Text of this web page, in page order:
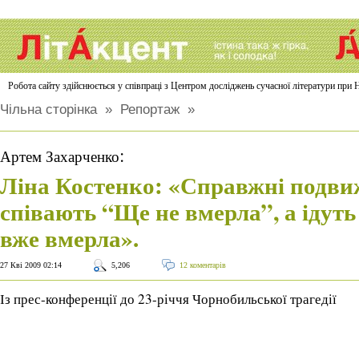
Робота сайту здійснюється у співпраці з Центром досліджень сучасної літератури
Чільна сторінка» Репортаж »
Артем Захарченко:
Ліна Костенко: «Справжні
співають “Ще не вмерла”, а
вже вмерла».
27 Кві 2009 02:14 5,206 12 коментарів
Із прес-конференції до 23-річчя Чорнобильської трагедії